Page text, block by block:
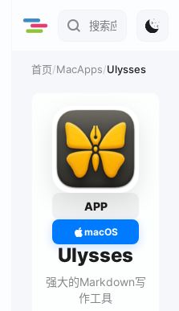
首页/MacApps/Ulysses
APP
macOS
Ulysses
强大的Markdown写
作工具